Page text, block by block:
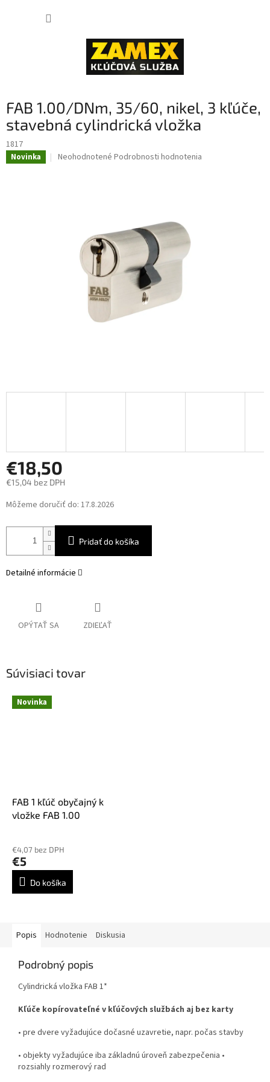
FAB 1.00/DNm, 35/60, nikel, 3 kľúče,
stavebná cylindrická vložka
1817
Novinka
Priemerné
hviezdičiek.
Neohodnotené Podrobnosti hodnotenia
€18,50
€15,04 bez DPH
Jednotková
cena:
Môžeme doručiť do: 17.8.2026
Pridať do košíka
Detailné informácie
OPÝTAŤ SA ZDIEĽAŤ
Súvisiaci tovar
Novinka
FAB 1 kľúč obyčajný k
vložke FAB 1.00
€4,07 bez DPH
€5
Do košíka
Popis Hodnotenie Diskusia
Podrobný popis
Cylindrická vložka FAB 1*
Kľúče kopírovateľné v kľúčových službách aj bez karty
• pre dvere vyžadujúce dočasné uzavretie, napr. počas stavby
• objekty vyžadujúce iba základnú úroveň zabezpečenia •
rozsiahly rozmerový rad